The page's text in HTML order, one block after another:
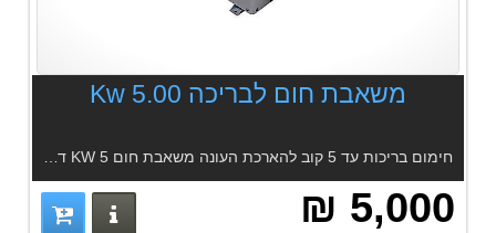
משאבת חום לבריכה 5.00 Kw
חימום בריכות עד 5 קוב להארכת העונה משאבת חום 5 KW דגם WBR H-A-S
5,000 ₪ פרטים